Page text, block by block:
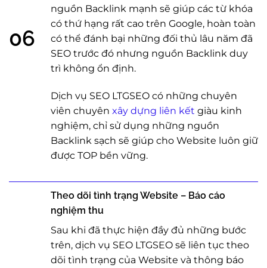
06
nguồn Backlink mạnh sẽ giúp các từ khóa
có thứ hạng rất cao trên Google, hoàn toàn
có thể đánh bại những đối thủ lâu năm đã
SEO trước đó nhưng nguồn Backlink duy
trì không ổn định.
Dịch vụ SEO LTGSEO có những chuyên
viên chuyên xây dựng liên kết giàu kinh
nghiệm, chỉ sử dụng những nguồn
Backlink sạch sẽ giúp cho Website luôn giữ
được TOP bền vững.
Theo dõi tình trạng Website – Báo cáo
nghiệm thu
Sau khi đã thực hiện đầy đủ những bước
trên, dịch vụ SEO LTGSEO sẽ liên tục theo
dõi tình trạng của Website và thông báo